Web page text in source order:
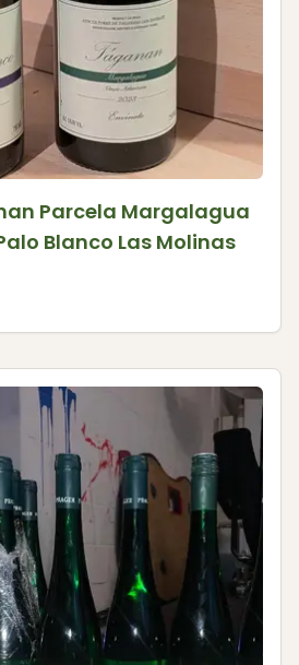
Parcela Margalagua
Blanco Las Molinas